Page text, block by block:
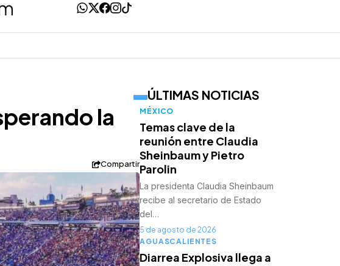
la
Compartir
ÚLTIMAS NOTICIAS
MÉXICO
Temas clave de la
reunión entre Claudia
Sheinbaum y Pietro
Parolin
La presidenta Claudia Sheinbaum
recibe al secretario de Estado
del…
5 de agosto de 2026
AGUASCALIENTES
Diarrea Explosiva llega a